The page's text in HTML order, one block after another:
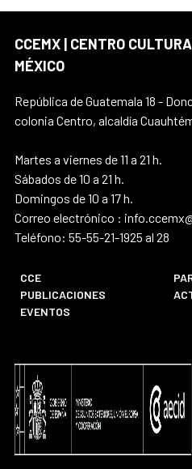
CCEMX | CENTRO
MÉXICO
República de Guatemala 18 -
colonia Centro, alcaldía
Martes a viernes de 11 a 21 h.
Sábados de 10 a 21 h.
Domingos de 10 a 17 h.
Correo electrónico :
Teléfono: 55-55-21-1925 al 28
CCE
PUBLICACIONES
EVENTOS